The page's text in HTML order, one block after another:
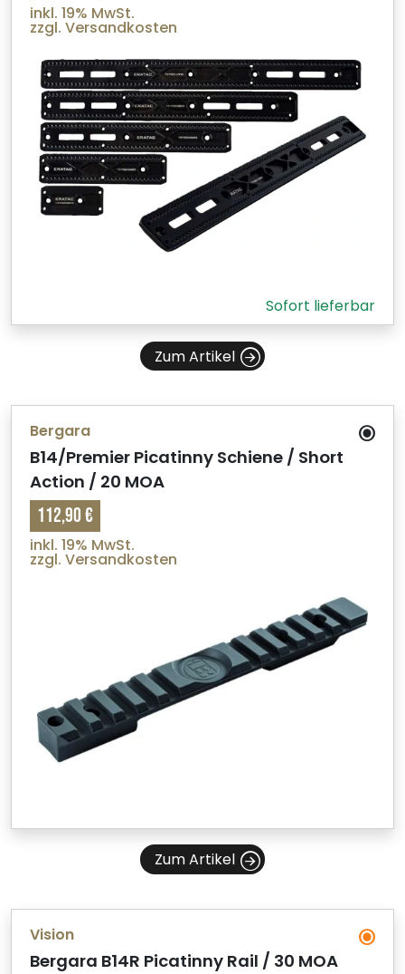
inkl. 19% MwSt.
zzgl. Versandkosten
Sofort lieferbar
Zum Artikel
Bergara
B14/Premier Picatinny Schiene / Short
Action / 20 MOA
112,90 €
inkl. 19% MwSt.
zzgl. Versandkosten
Zum Artikel
Vision
Bergara B14R Picatinny Rail / 30 MOA